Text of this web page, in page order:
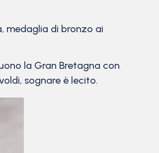
medaglia di bronzo ai
la Gran Bretagna con
sognare è lecito.